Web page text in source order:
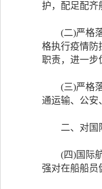
护，配足配齐
(二)严格落
格执行疫情防
职责，进一步
(三)严格落
通运输、公安
二、对国际
(四)国际航
强对在船船员